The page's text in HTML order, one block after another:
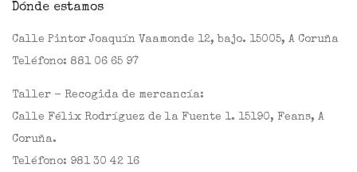
Dónde estamos
Calle Pintor Joaquín Vaamonde 12, bajo. 15005, A Coruña
Teléfono: 881 06 65 97
Taller - Recogida de mercancía:
Calle Félix Rodríguez de la Fuente 1. 15190, Feans, A
Coruña.
Teléfono: 981 30 42 16